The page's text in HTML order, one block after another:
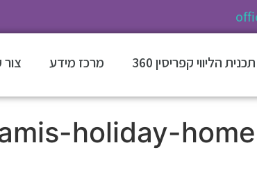
תכנית הליווי קפריסין 360 מרכז מידע
holiday-